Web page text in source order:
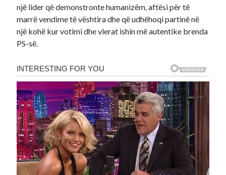
një lider që demonstronte humanizëm, aftësi për të
marrë vendime të vështira dhe që udhëhoqi partinë në
një kohë kur votimi dhe vlerat ishin më autentike brenda
PS-së.